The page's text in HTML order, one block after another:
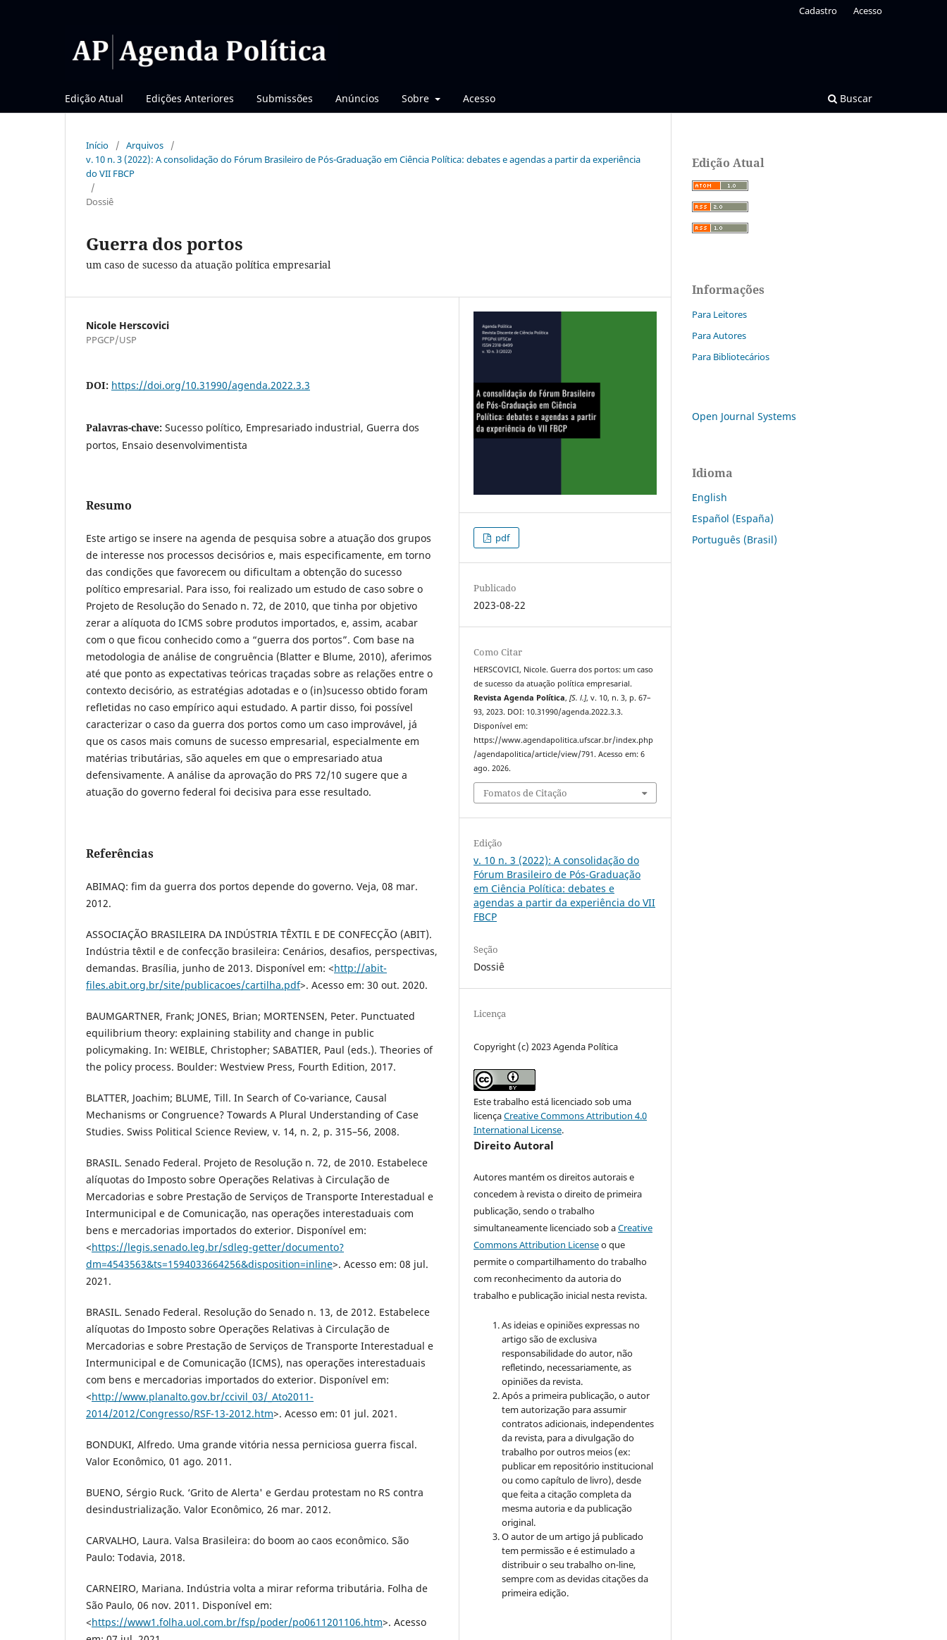
Edição Atual Edições Anteriores Submissões Anúncios Sobre Acesso Buscar
Cadastro Acesso
Início / Arquivos
/
v. 10 n. 3 (2022): A consolidação do Fórum Brasileiro de Pós-Graduação em Ciência Política: debates e agendas a partir da experiência
do VII FBCP
/
Dossiê
Guerra dos portos
um caso de sucesso da atuação política empresarial
Nicole Herscovici
PPGCP/USP
DOI: https://doi.org/10.31990/agenda.2022.3.3
Palavras-chave: Sucesso político, Empresariado industrial, Guerra dos
portos, Ensaio desenvolvimentista
Resumo
Este artigo se insere na agenda de pesquisa sobre a atuação dos grupos
de interesse nos processos decisórios e, mais especificamente, em torno
das condições que favorecem ou dificultam a obtenção do sucesso
político empresarial. Para isso, foi realizado um estudo de caso sobre o
Projeto de Resolução do Senado n. 72, de 2010, que tinha por objetivo
zerar a alíquota do ICMS sobre produtos importados, e, assim, acabar
com o que ficou conhecido como a “guerra dos portos”. Com base na
metodologia de análise de congruência (Blatter e Blume, 2010), aferimos
até que ponto as expectativas teóricas traçadas sobre as relações entre o
contexto decisório, as estratégias adotadas e o (in)sucesso obtido foram
refletidas no caso empírico aqui estudado. A partir disso, foi possível
caracterizar o caso da guerra dos portos como um caso improvável, já
que os casos mais comuns de sucesso empresarial, especialmente em
matérias tributárias, são aqueles em que o empresariado atua
defensivamente. A análise da aprovação do PRS 72/10 sugere que a
atuação do governo federal foi decisiva para esse resultado.
Referências
ABIMAQ: fim da guerra dos portos depende do governo. Veja, 08 mar.
2012.
ASSOCIAÇÃO BRASILEIRA DA INDÚSTRIA TÊXTIL E DE CONFECÇÃO (ABIT).
Indústria têxtil e de confecção brasileira: Cenários, desafios, perspectivas,
demandas. Brasília, junho de 2013. Disponível em: <http://abit-
files.abit.org.br/site/publicacoes/cartilha.pdf>. Acesso em: 30 out. 2020.
BAUMGARTNER, Frank; JONES, Brian; MORTENSEN, Peter. Punctuated
equilibrium theory: explaining stability and change in public
policymaking. In: WEIBLE, Christopher; SABATIER, Paul (eds.). Theories of
the policy process. Boulder: Westview Press, Fourth Edition, 2017.
BLATTER, Joachim; BLUME, Till. In Search of Co-variance, Causal
Mechanisms or Congruence? Towards A Plural Understanding of Case
Studies. Swiss Political Science Review, v. 14, n. 2, p. 315–56, 2008.
BRASIL. Senado Federal. Projeto de Resolução n. 72, de 2010. Estabelece
alíquotas do Imposto sobre Operações Relativas à Circulação de
Mercadorias e sobre Prestação de Serviços de Transporte Interestadual e
Intermunicipal e de Comunicação, nas operações interestaduais com
bens e mercadorias importados do exterior. Disponível em:
<https://legis.senado.leg.br/sdleg-getter/documento?
dm=4543563&ts=1594033664256&disposition=inline>. Acesso em: 08 jul.
2021.
BRASIL. Senado Federal. Resolução do Senado n. 13, de 2012. Estabelece
alíquotas do Imposto sobre Operações Relativas à Circulação de
Mercadorias e sobre Prestação de Serviços de Transporte Interestadual e
Intermunicipal e de Comunicação (ICMS), nas operações interestaduais
com bens e mercadorias importados do exterior. Disponível em:
<http://www.planalto.gov.br/ccivil_03/_Ato2011-
2014/2012/Congresso/RSF-13-2012.htm>. Acesso em: 01 jul. 2021.
BONDUKI, Alfredo. Uma grande vitória nessa perniciosa guerra fiscal.
Valor Econômico, 01 ago. 2011.
BUENO, Sérgio Ruck. ‘Grito de Alerta' e Gerdau protestam no RS contra
desindustrialização. Valor Econômico, 26 mar. 2012.
CARVALHO, Laura. Valsa Brasileira: do boom ao caos econômico. São
Paulo: Todavia, 2018.
CARNEIRO, Mariana. Indústria volta a mirar reforma tributária. Folha de
São Paulo, 06 nov. 2011. Disponível em:
<https://www1.folha.uol.com.br/fsp/poder/po0611201106.htm>. Acesso
pdf
Publicado
2023-08-22
Como Citar
HERSCOVICI, Nicole. Guerra dos portos: um caso
de sucesso da atuação política empresarial.
Revista Agenda Política,[S. l.], v. 10, n. 3, p. 67–
93, 2023. DOI: 10.31990/agenda.2022.3.3.
Disponível em:
https://www.agendapolitica.ufscar.br/index.php
/agendapolitica/article/view/791. Acesso em: 6
ago. 2026.
Fomatos de Citação
Edição
v. 10 n. 3 (2022): A consolidação do
Fórum Brasileiro de Pós-Graduação
em Ciência Política: debates e
agendas a partir da experiência do VII
FBCP
Seção
Dossiê
Licença
Copyright (c) 2023 Agenda Política
Este trabalho está licenciado sob uma
licençaCreative Commons Attribution 4.0
International License.
Direito Autoral
Autores mantém os direitos autorais e
concedem à revista o direito de primeira
publicação, sendo o trabalho
simultaneamente licenciado sob aCreative
Commons Attribution Licenseo que
permite o compartilhamento do trabalho
com reconhecimento da autoria do
trabalho e publicação inicial nesta revista.
As ideias e opiniões expressas no
artigo são de exclusiva
responsabilidade do autor, não
refletindo, necessariamente, as
opiniões da revista.
Após a primeira publicação, o autor
tem autorização para assumir
contratos adicionais, independentes
da revista, para a divulgação do
trabalho por outros meios (ex:
publicar em repositório institucional
ou como capítulo de livro), desde
que feita a citação completa da
mesma autoria e da publicação
original.
O autor de um artigo já publicado
tem permissão e é estimulado a
distribuir o seu trabalho on-line,
sempre com as devidas citações da
primeira edição.
Edição Atual
Informações
Para Leitores
Para Autores
Para Bibliotecários
Open Journal Systems
Idioma
English
Español (España)
Português (Brasil)